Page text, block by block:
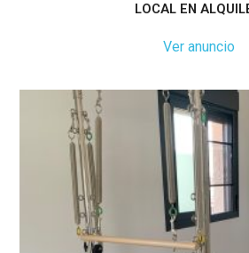
LOCAL EN
Ver anuncio